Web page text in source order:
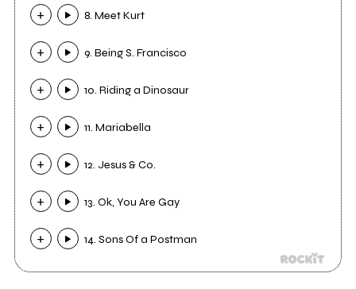
8. Meet Kurt
9. Being S. Francisco
10. Riding a Dinosaur
11. Mariabella
12. Jesus & Co.
13. Ok, You Are Gay
14. Sons Of a Postman